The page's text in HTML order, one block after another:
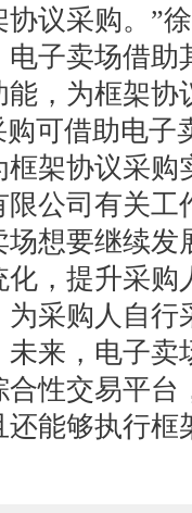
议采购。”
子卖场借助
，为框架协
购可借助电子
架协议采购
公司有关工
想要继续发
，提升采购
采购人自行
来，电子卖
性交易平台
能够执行框